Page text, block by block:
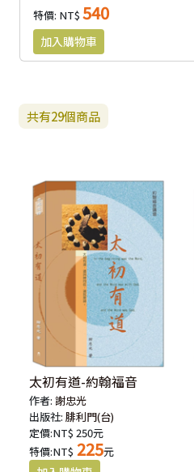
特價: NT$540
共有29個商品
太初有道-約翰福音
作者:謝忠光
出版社:腓利門(台)
定價:NT$ 250元
特價:NT$ 225元